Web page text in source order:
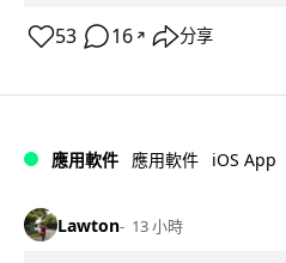
53 16 ↗ 分享
應用軟件 應用軟件 iOS App
Lawton 13 小時